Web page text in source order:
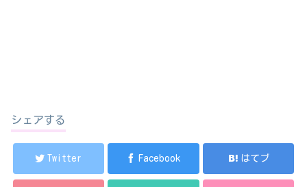
シェアする
Twitter Facebook はてブ